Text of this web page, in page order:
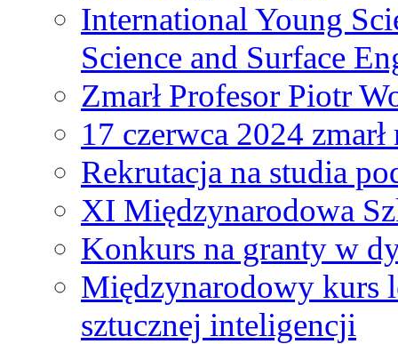
International Young
Science and Surface
Zmarł Profesor Piotr
17 czerwca 2024
Rekrutacja na studia
XI Międzynarodowa
Konkurs na granty w
Międzynarodowy kurs
sztucznej inteligencji